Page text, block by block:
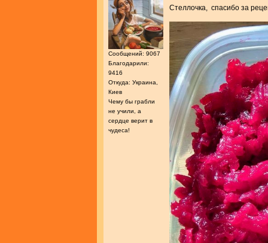
Сообщений: 9067
Благодарили:
9416
Откуда: Украина,
Киев
Чему бы грабли
не учили, а
сердце верит в
чудеса!
Стеллочка, спасибо за